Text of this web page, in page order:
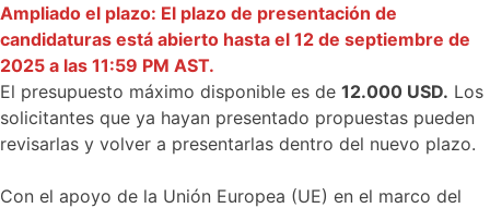
Ampliado el plazo: El plazo de presentación de
candidaturas está abierto hasta el 12 de septiembre de
2025 a las 11:59 PM AST.
El presupuesto máximo disponible es de 12.000 USD. Los
solicitantes que ya hayan presentado propuestas pueden
revisarlas y volver a presentarlas dentro del nuevo plazo.
Con el apoyo de la Unión Europea (UE) en el marco del